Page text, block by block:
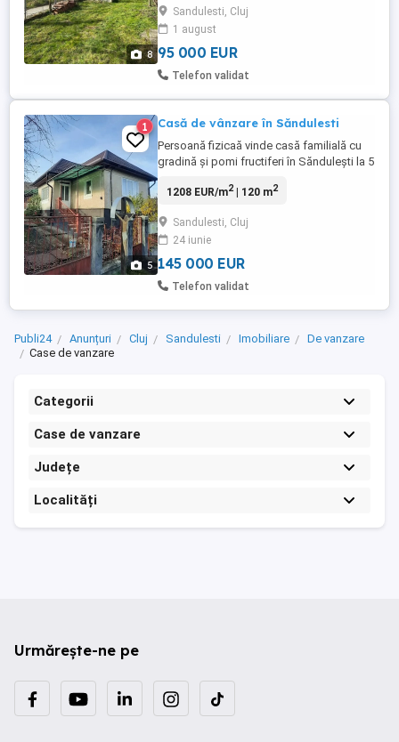
8
Drumul este asfaltat conducta gaz la
poarta Pozitia casei este excelenta intr-o
zona liniștită a satului in suprafata ...
Sandulesti, Cluj
1 august
95 000 EUR
Telefon validat
5
1 Casă de vânzare în Săndulesti
Persoană fizicaă vinde casă familială cu
gradină și pomi fructiferi în Săndulești la 5
cămară, beci.
teren 1500 mp.
1208 EUR/m2| 120 m2
Sandulesti, Cluj
24 iunie
145 000 EUR
Telefon validat
Publi24 Anunțuri Cluj Sandulesti Imobiliare
De vanzare
Case de vanzare
Categorii
Case de vanzare
Județe
Localități
Urmărește-ne pe